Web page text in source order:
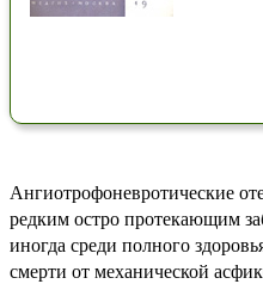
Ангиотрофоневротические
редким остро протекающим
иногда среди полного
смерти от механической